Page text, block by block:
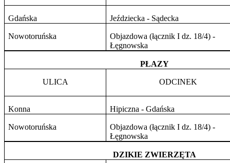
Gdańska Jeździecka - Sądecka
Nowotoruńska
Objazdowa (łącznik I dz. 18/4) -
Łęgnowska
PŁAZY
ULICA ODCINEK
Konna Hipiczna - Gdańska
Nowotoruńska
Objazdowa (łącznik I dz. 18/4) -
Łęgnowska
DZIKIE ZWIERZĘTA